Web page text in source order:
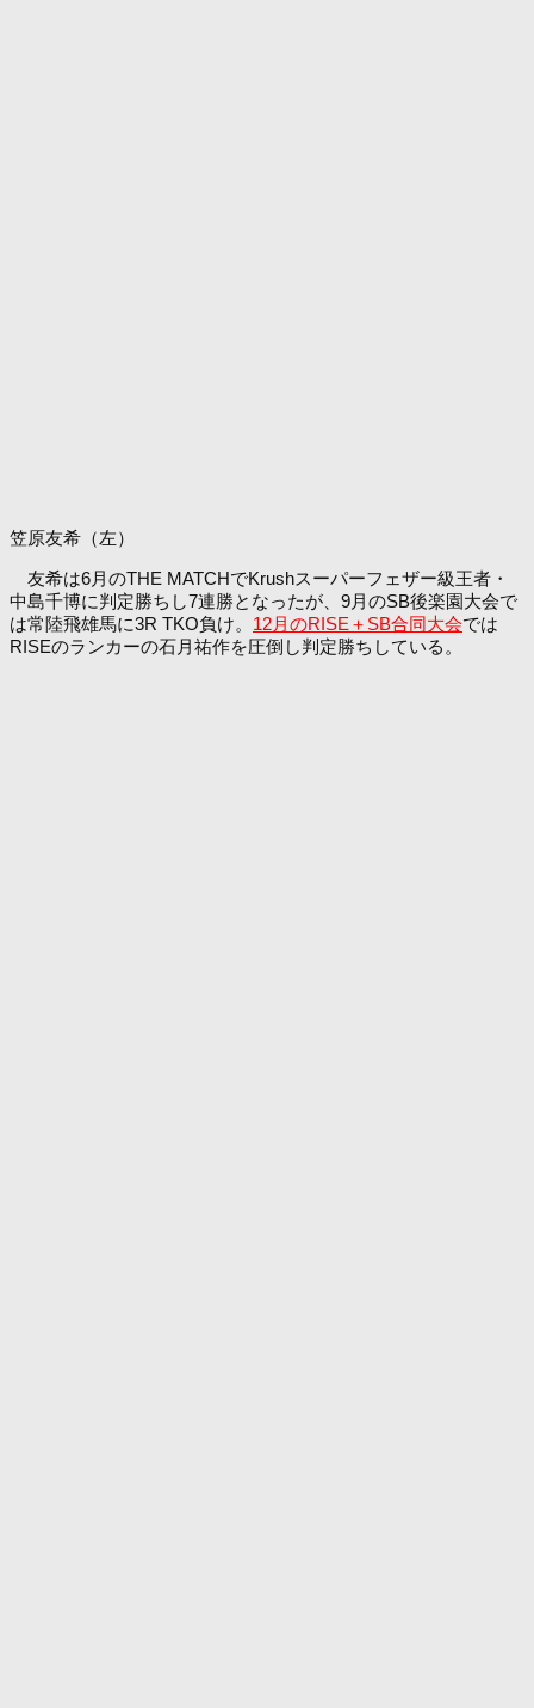
笠原友希（左）
友希は6月のTHE MATCHでKrushスーパーフェザー級王者・
中島千博に判定勝ちし7連勝となったが、9月のSB後楽園大会で
は常陸飛雄馬に3R TKO負け。 12月のRISE＋SB合同大会では
RISEのランカーの石月祐作を圧倒し判定勝ちしている。